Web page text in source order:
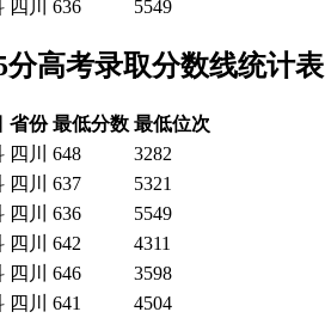
四川 636 5549
高考录取分数线统计表
省份 最低分数 最低位次
四川 648
3282
四川 637
5321
四川 636
5549
四川 642
4311
四川 646
3598
四川 641
4504